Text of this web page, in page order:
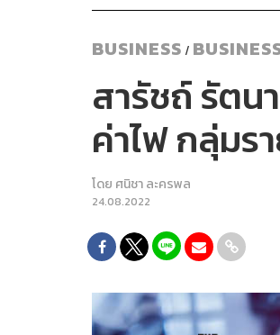
BUSINESS /
สารัชถ์ รัตน
ค่าไฟ กลุ่มร
โดย ศนิชา ละครพล
24.08.2022